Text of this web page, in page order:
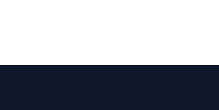
l'écosystème économique